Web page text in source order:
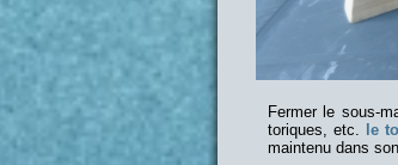
Fermer le sous-
toriques, etc.
le
maintenu dans